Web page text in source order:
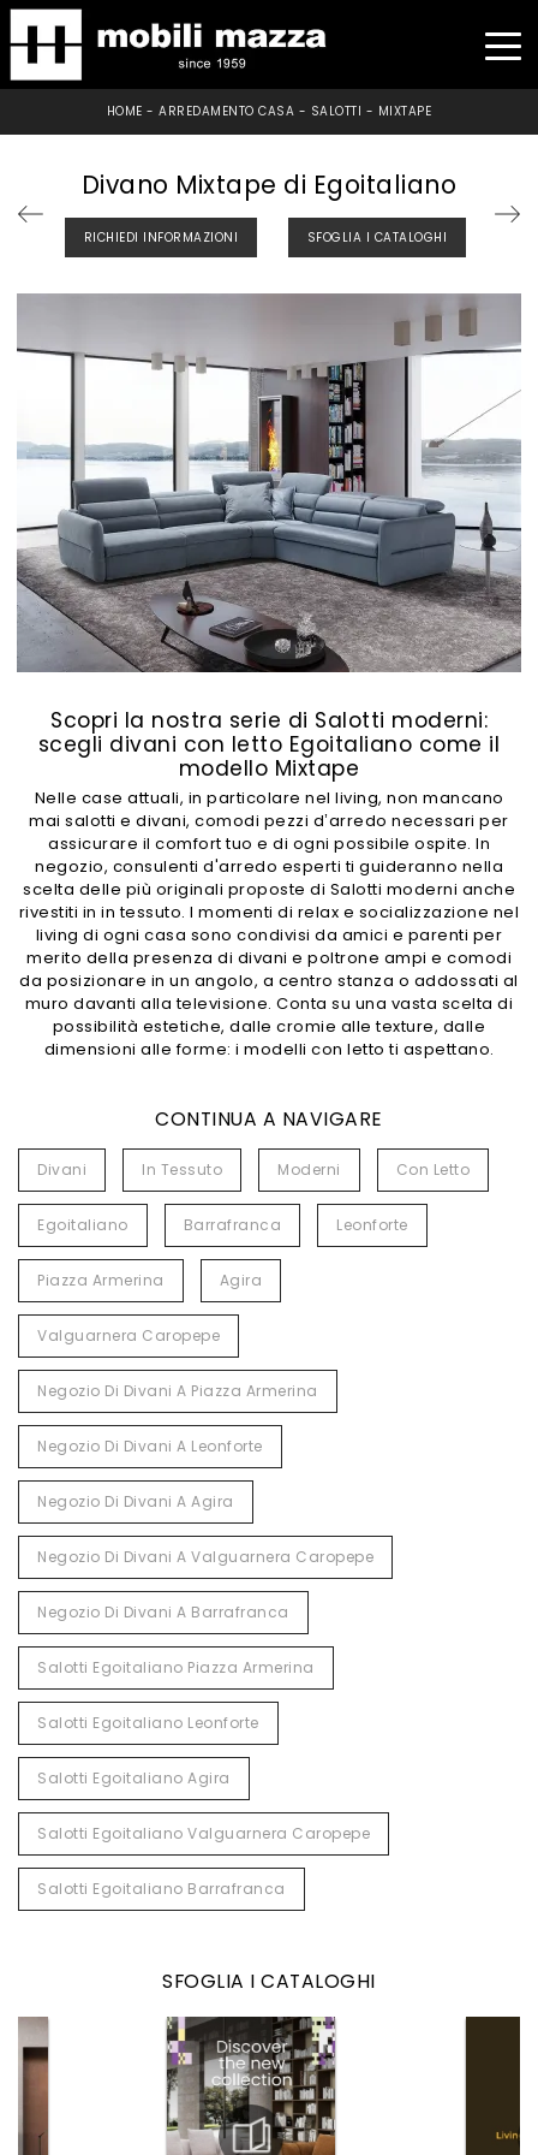
HOME -ARREDAMENTO CASA - SALOTTI - MIXTAPE
Divano Mixtape di Egoitaliano
RICHIEDI INFORMAZIONI SFOGLIA I CATALOGHI
Scopri la nostra serie di Salotti moderni:
scegli divani con letto Egoitaliano come il
modello Mixtape
Nelle case attuali, in particolare nel living, non mancano
mai salotti e divani, comodi pezzi d’arredo necessari per
assicurare il comfort tuo e di ogni possibile ospite. In
negozio, consulenti d'arredo esperti ti guideranno nella
scelta delle più originali proposte di Salotti moderni anche
rivestiti in in tessuto. I momenti di relax e socializzazione nel
living di ogni casa sono condivisi da amici e parenti per
merito della presenza di divani e poltrone ampi e comodi
da posizionare in un angolo, a centro stanza o addossati al
muro davanti alla televisione. Conta su una vasta scelta di
possibilità estetiche, dalle cromie alle texture, dalle
dimensioni alle forme: i modelli con letto ti aspettano.
CONTINUA A NAVIGARE
Divani In Tessuto Moderni Con Letto
Egoitaliano Barrafranca Leonforte
Piazza Armerina Agira
Valguarnera Caropepe
Negozio Di Divani A Piazza Armerina
Negozio Di Divani A Leonforte
Negozio Di Divani A Agira
Negozio Di Divani A Valguarnera Caropepe
Negozio Di Divani A Barrafranca
Salotti Egoitaliano Piazza Armerina
Salotti Egoitaliano Leonforte
Salotti Egoitaliano Agira
Salotti Egoitaliano Valguarnera Caropepe
Salotti Egoitaliano Barrafranca
SFOGLIA I CATALOGHI